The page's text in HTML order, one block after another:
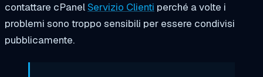
contattare cPanelServizio Clienti perché a volte i
problemi sono troppo sensibili per essere condivisi
pubblicamente.